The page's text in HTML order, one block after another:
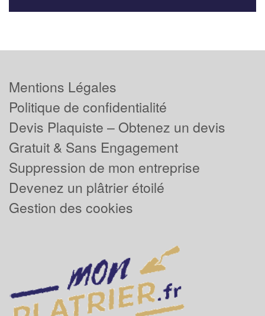
Mentions Légales
Politique de confidentialité
Devis Plaquiste – Obtenez un devis
Gratuit & Sans Engagement
Suppression de mon entreprise
Devenez un plâtrier étoilé
Gestion des cookies